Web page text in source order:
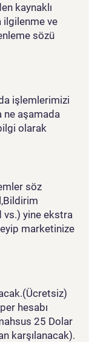
kaynaklı
ilgilenme ve
sözü
işlemlerimizi
ne aşamada
olarak
söz
yine ekstra
marketinize
hesabı
25 Dolar
karşılanacak).